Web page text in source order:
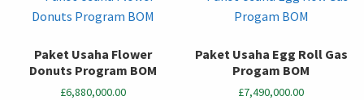
Paket Usaha Flower
Donuts Program BOM
£6,880,000.00
Paket Usaha Egg Roll Gas
Progam BOM
£7,490,000.00